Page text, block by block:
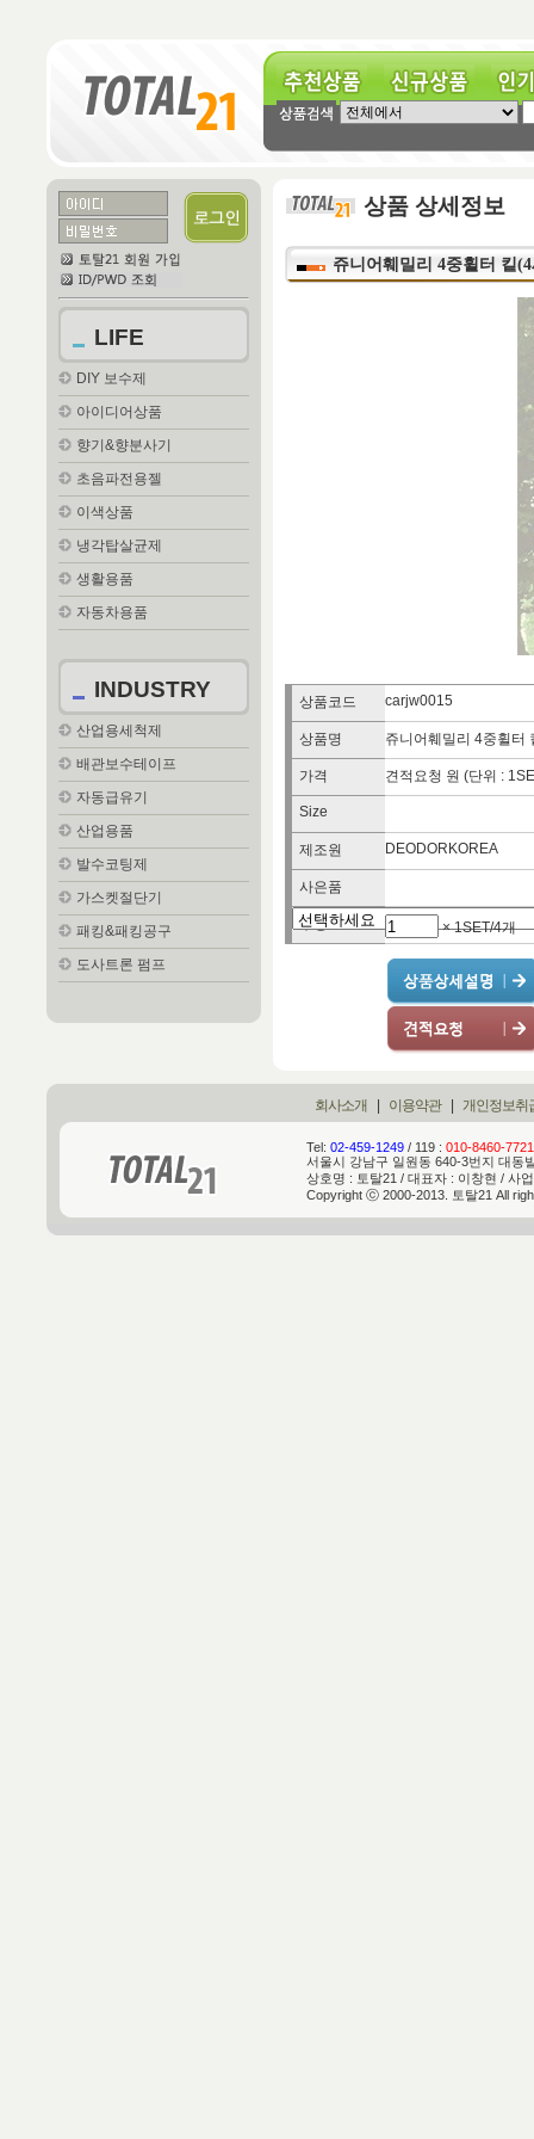
추천상품 신규상품 인기
LIFE
DIY 보수제
아이디어상품
향기&향분사기
초음파전용젤
이색상품
냉각탑살균제
생활용품
자동차용품
INDUSTRY
산업용세척제
배관보수테이프
자동급유기
산업용품
발수코팅제
가스켓절단기
패킹&패킹공구
도사트론 펌프
상품 상세정보
쥬니어훼밀리 4중휠터 킽
상품코드 carjw0015
상품명 쥬니어훼밀리 4중휠터
가격 견적요청 원 (단위 :
Size
제조원 DEODORKOREA
사은품
수량 × 1SET/4개
회사소개 이용약관| 개인정보취
Tel: 02-459-1249/ 119 : 010-8460-7721
서울시 강남구 일원동 640-3번지 대동
상호명 : 토탈21 / 대표자 : 이창현 / 사
Copyright ⓒ 2000-2013. 토탈21 All